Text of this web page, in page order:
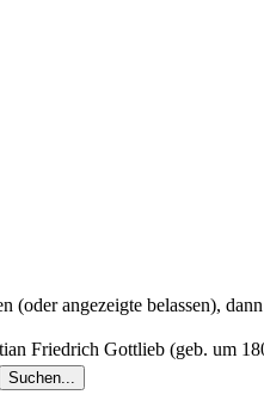
(oder angezeigte belassen),
Friedrich Gottlieb (geb. um